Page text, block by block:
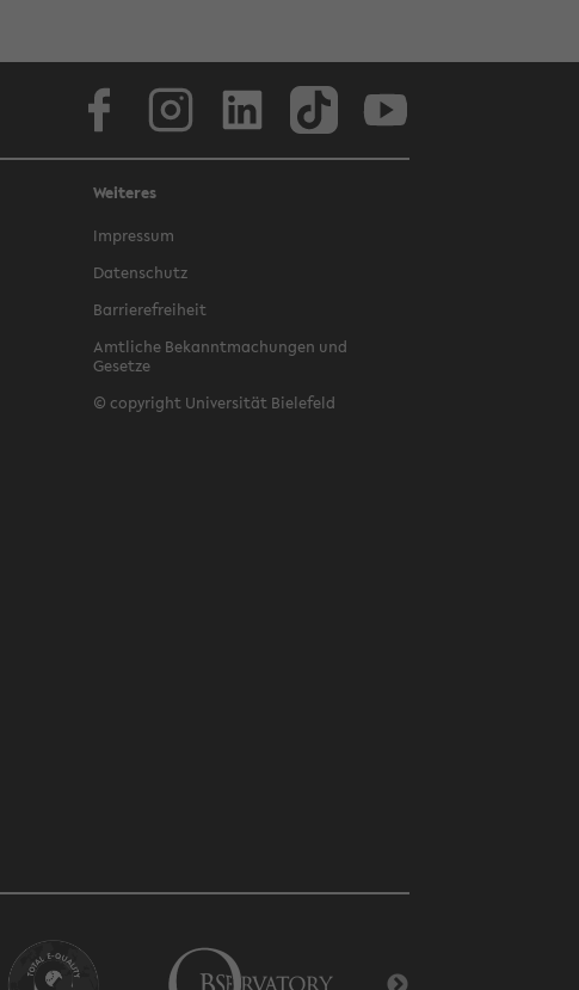
Weiteres
Impressum
Datenschutz
Barrierefreiheit
Amtliche Bekanntmachungen und
Gesetze
© copyright Universität Bielefeld